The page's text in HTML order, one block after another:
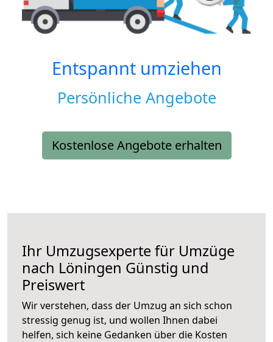
Entspannt umziehen
Persönliche Angebote
Kostenlose Angebote erhalten
Ihr Umzugsexperte für Umzüge
nach Löningen Günstig und
Preiswert
Wir verstehen, dass der Umzug an sich schon
stressig genug ist, und wollen Ihnen dabei
helfen, sich keine Gedanken über die Kosten